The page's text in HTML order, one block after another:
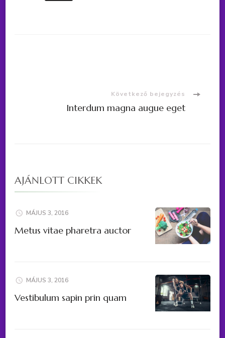
navigációjaKövetkező bejegyzés
Interdum magna augue eget
AJÁNLOTT CIKKEK
MÁJUS 3, 2016
Metus vitae pharetra auctor
MÁJUS 3, 2016
Vestibulum sapin prin quam